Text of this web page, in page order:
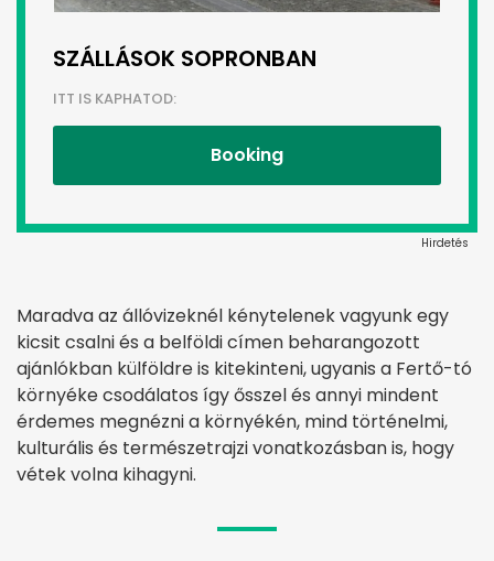
SZÁLLÁSOK SOPRONBAN
ITT IS KAPHATOD:
Booking
Hirdetés
Maradva az állóvizeknél kénytelenek vagyunk egy
kicsit csalni és a belföldi címen beharangozott
ajánlókban külföldre is kitekinteni, ugyanis a Fertő-tó
környéke csodálatos így ősszel és annyi mindent
érdemes megnézni a környékén, mind történelmi,
kulturális és természetrajzi vonatkozásban is, hogy
vétek volna kihagyni.